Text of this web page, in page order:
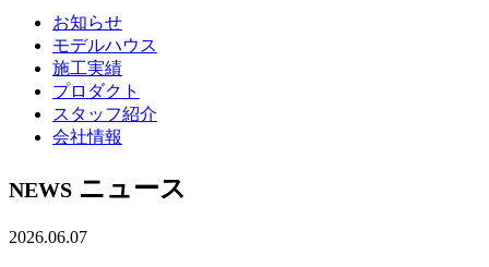
お知らせ
モデルハウス
施工実績
プロダクト
スタッフ紹介
会社情報
NEWS ニュース
2026.06.07